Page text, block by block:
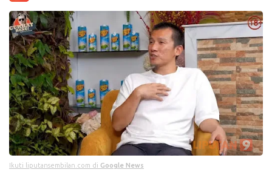
Ikuti liputansembilan.com di Google News